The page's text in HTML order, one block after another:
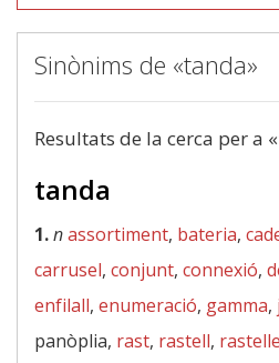
Sinònims de «tanda»
Resultats de la cerca per a «
tanda
1.nassortiment, bateria,
carrusel, conjunt, connexió,
enfilall, enumeració, gamma,
panòplia, rast, rastell,